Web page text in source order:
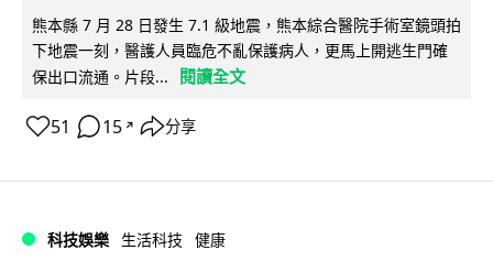
熊本縣 7 月 28 日發生 7.1 級地震，熊本綜合醫院手術室鏡頭拍
下地震一刻，醫護人員臨危不亂保護病人，更馬上開逃生門確
保出口流通。片段...
閱讀全文
51 15 ↗ 分享
科技娛樂 生活科技 健康